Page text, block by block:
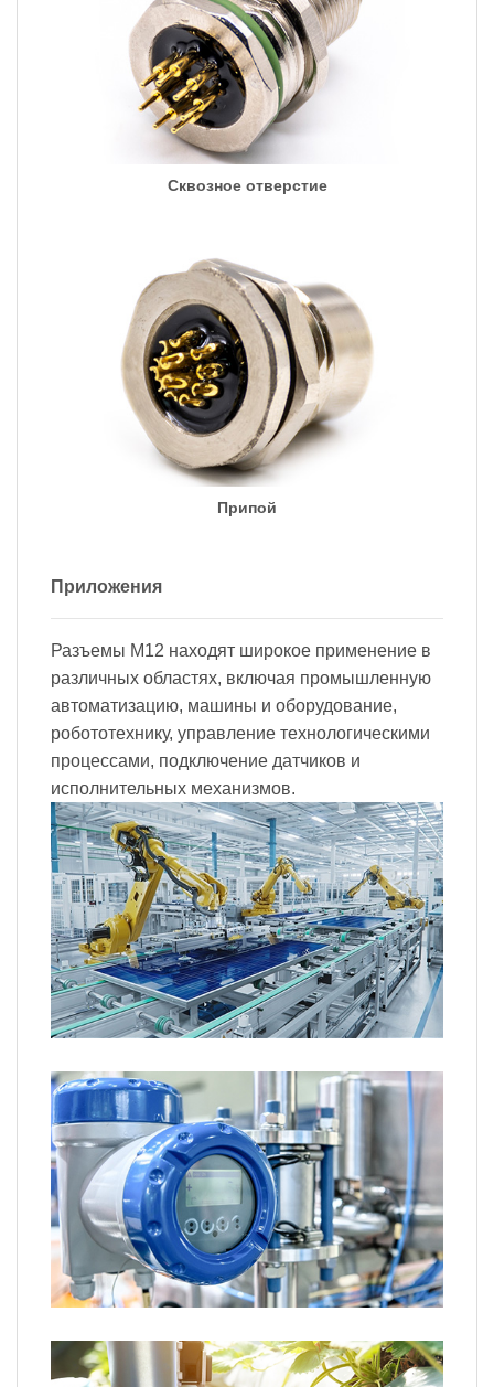
Сквозное отверстие
Припой
Приложения
Разъемы M12 находят широкое применение в
различных областях, включая промышленную
автоматизацию, машины и оборудование,
робототехнику, управление технологическими
процессами, подключение датчиков и
исполнительных механизмов.